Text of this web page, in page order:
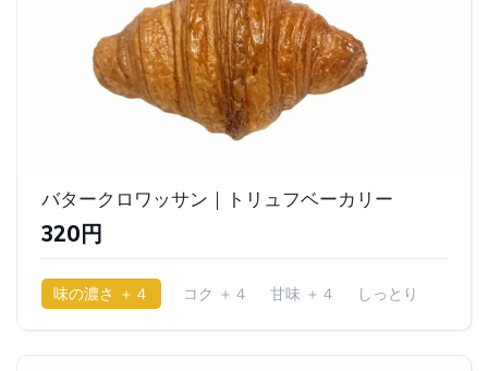
バタークロワッサン｜トリュフベーカリー
320円
味の濃さ ＋４ コク ＋４ 甘味 ＋４ しっとり